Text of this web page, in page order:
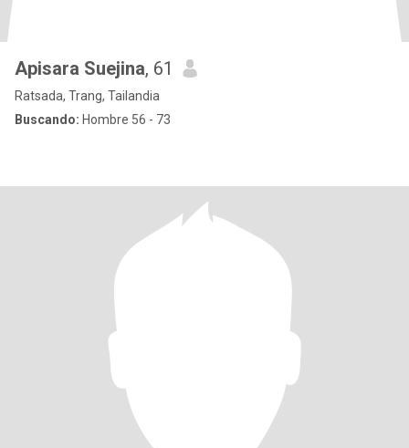
Apisara Suejina, 61
Ratsada, Trang, Tailandia
Buscando: Hombre 56 - 73